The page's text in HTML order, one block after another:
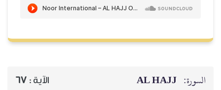
السورة: AL HAJJ الآية : 67